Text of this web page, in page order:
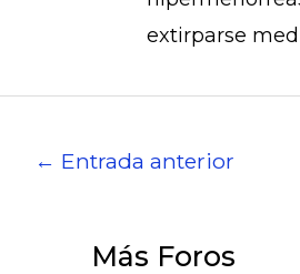
extirparse
← Entrada anterior
Más Foros